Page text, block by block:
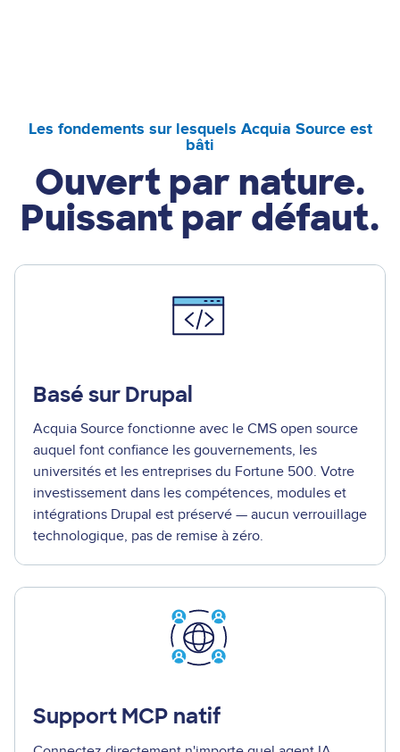
Les fondements sur lesquels Acquia Source est
bâti
Ouvert par nature.
Puissant par défaut.
Basé sur Drupal
Acquia Source fonctionne avec le CMS open source
auquel font confiance les gouvernements, les
universités et les entreprises du Fortune 500. Votre
investissement dans les compétences, modules et
intégrations Drupal est préservé — aucun verrouillage
technologique, pas de remise à zéro.
Support MCP natif